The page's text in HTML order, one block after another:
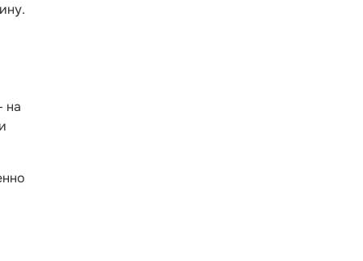
на